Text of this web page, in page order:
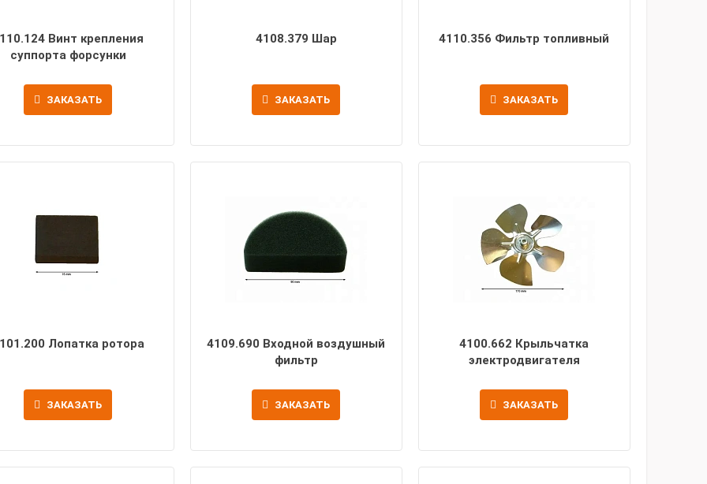
Винт крепления
суппорта форсунки
ЗАКАЗАТЬ
4108.379 Шар
ЗАКАЗАТЬ
4110.356 Фильтр топливный
ЗАКАЗАТЬ
Лопатка ротора
ЗАКАЗАТЬ
4109.690 Входной воздушный
фильтр
ЗАКАЗАТЬ
4100.662 Крыльчатка
электродвигателя
ЗАКАЗАТЬ